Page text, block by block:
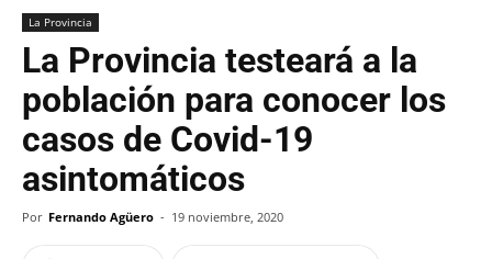
La Provincia
La Provincia testeará a la
población para conocer los
casos de Covid-19
asintomáticos
Por Fernando Agüero - 19 noviembre, 2020